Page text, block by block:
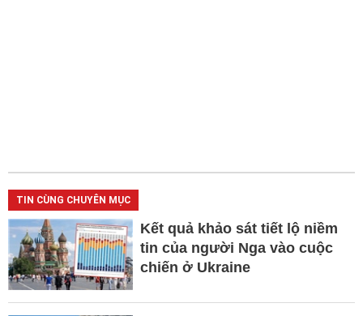
TIN CÙNG CHUYÊN MỤC
Kết quả khảo sát tiết lộ niềm
tin của người Nga vào cuộc
chiến ở Ukraine